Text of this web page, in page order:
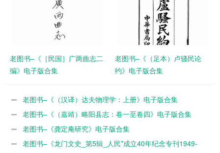
老图书–《［民国］广两曲志二
编》电子版合集
老图书–《（足本）卢骚民论
约》电子版合集
老图书–《（汉译）达夫物理学：上册》电子版合集
老图书–《（嘉靖）略阳县志：卷一至卷四》电子版合集
老图书–《龚定庵研究》电子版合集
老图书–《龙门文史_第5辑_人民*成立40年纪念专刊1949-